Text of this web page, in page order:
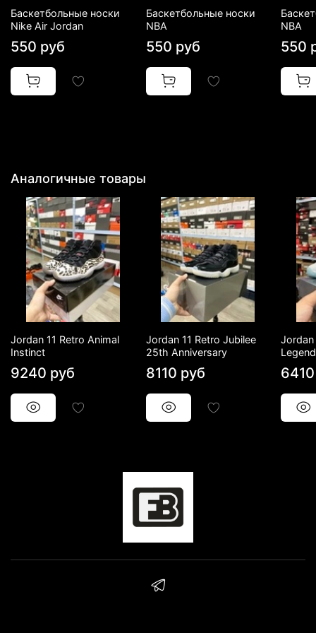
Баскетбольные носки
Nike Air Jordan
550 руб
Баскетбольные носки
NBA
550 руб
NBA
550
Аналогичные товары
Jordan 11 Retro Animal
Instinct
9240 руб
Jordan 11 Retro Jubilee
25th Anniversary
8110 руб
Jordan